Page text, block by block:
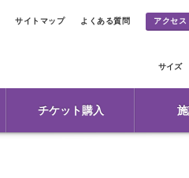
サイトマップ よくある質問 アクセス
サイズ
チケット購入